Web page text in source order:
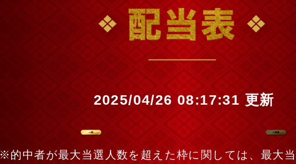
2025/04/26 08:17:31 更新
※的中者が最大当選人数を超えた枠に関しては、最大